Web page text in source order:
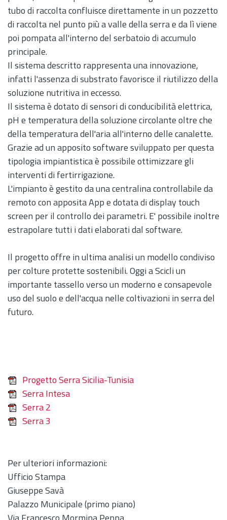
tubo di raccolta confluisce direttamente in un pozzetto
di raccolta nel punto più a valle della serra e da lì viene
poi pompata all'interno del serbatoio di accumulo
principale.
Il sistema descritto rappresenta una innovazione,
infatti l'assenza di substrato favorisce il riutilizzo della
soluzione nutritiva in eccesso.
Il sistema è dotato di sensori di conducibilità elettrica,
pH e temperatura della soluzione circolante oltre che
della temperatura dell'aria all'interno delle canalette.
Grazie ad un apposito software sviluppato per questa
tipologia impiantistica è possibile ottimizzare gli
interventi di fertirrigazione.
L'impianto è gestito da una centralina controllabile da
remoto con apposita App e dotata di display touch
screen per il controllo dei parametri. E' possibile inoltre
estrapolare tutti i dati elaborati dal software.
Il progetto offre in ultima analisi un modello condiviso
per colture protette sostenibili. Oggi a Scicli un
importante tassello verso un moderno e consapevole
uso del suolo e dell'acqua nelle coltivazioni in serra del
futuro.
Progetto Serra Sicilia-Tunisia
Serra Intesa
Serra 2
Serra 3
Per ulteriori informazioni:
Ufficio Stampa
Giuseppe Savà
Palazzo Municipale (primo piano)